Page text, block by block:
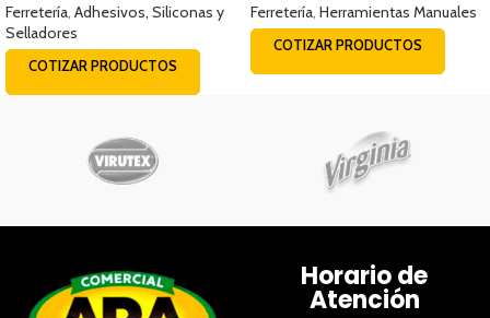
Ferretería Adhesivos, Siliconas y
Selladores
COTIZAR PRODUCTOS
Ferretería Herramientas Manuales
COTIZAR PRODUCTOS
Horario de
Atención